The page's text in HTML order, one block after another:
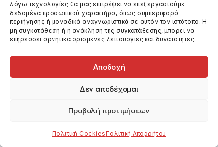
λόγω τεχνολογίες θα μας επιτρέψει να επεξεργαστούμε
δεδομένα προσωπικού χαρακτήρα, όπως συμπεριφορά
περιήγησης ή μοναδικά αναγνωριστικά σε αυτόν τον ιστότοπο. Η
μη συγκατάθεση ή η ανάκληση της συγκατάθεσης, μπορεί να
επηρεάσει αρνητικά ορισμένες λειτουργίες και δυνατότητες.
Αποδοχή
Δεν αποδέχομαι
Προβολή προτιμήσεων
Πολιτική CookiesΠολιτική Απορρήτου
Γλώσσα: αγγλικά, ισπανικά, νορβηγικά,
ισλανδικά
: δραμεντί, επιστημονική φαντασία